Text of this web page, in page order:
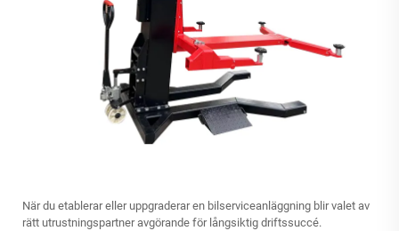
När du etablerar eller uppgraderar en bilserviceanläggning blir valet av
rätt utrustningspartner avgörande för långsiktig driftssuccé.